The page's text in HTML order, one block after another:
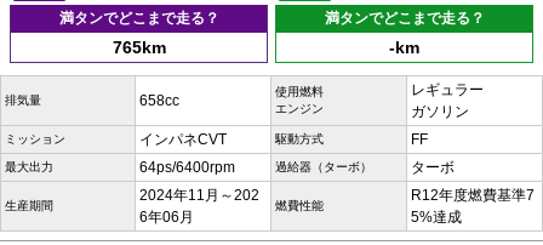
満タンでどこまで走る？
765km
満タンでどこまで走る？
-km
排気量 658cc
使用燃料
エンジン
レギュラー
ガソリン
ミッション インパネCVT 駆動方式 FF
最大出力 64ps/6400rpm 過給器（ターボ） ターボ
生産期間
2024年11月～202
6年06月
燃費性能
R12年度燃費基準7
5%達成